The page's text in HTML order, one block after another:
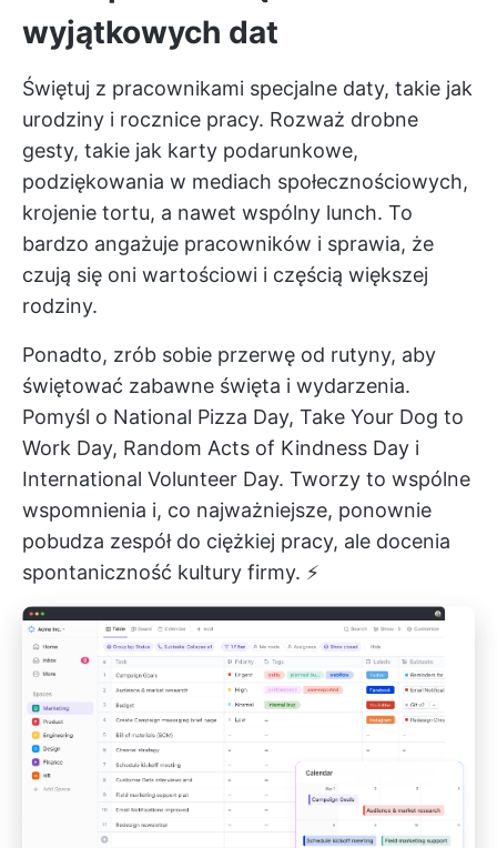
wyjątkowych dat
Świętuj z pracownikami specjalne daty, takie jak
urodziny i rocznice pracy. Rozważ drobne
gesty, takie jak karty podarunkowe,
podziękowania w mediach społecznościowych,
krojenie tortu, a nawet wspólny lunch. To
bardzo angażuje pracowników i sprawia, że
czują się oni wartościowi i częścią większej
rodziny.
Ponadto, zrób sobie przerwę od rutyny, aby
świętować zabawne święta i wydarzenia.
Pomyśl o National Pizza Day, Take Your Dog to
Work Day, Random Acts of Kindness Day i
International Volunteer Day. Tworzy to wspólne
wspomnienia i, co najważniejsze, ponownie
pobudza zespół do ciężkiej pracy, ale docenia
spontaniczność kultury firmy. ⚡️